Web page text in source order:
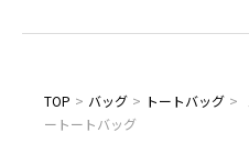
TOP > バッグ > トートバッグ >
ートートバッグ